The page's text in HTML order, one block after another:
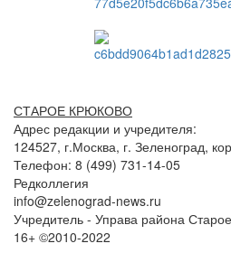
СТАРОЕ КРЮКОВО
Адрес редакции и учредителя:
124527, г.Москва, г. Зеленоград,
Телефон: 8 (499) 731-14-05
Редколлегия
info@zelenograd-news.ru
Учредитель - Управа района
16+ ©2010-2022